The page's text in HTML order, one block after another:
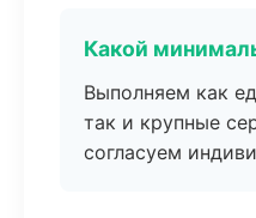
Какой
Выполняем как
так и крупные
согласуем